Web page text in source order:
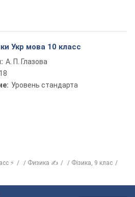
Укр мова 10 класс
А. П. Глазова
Уровень стандарта
⚡ Физика ✍
Фiзика, 9 клас